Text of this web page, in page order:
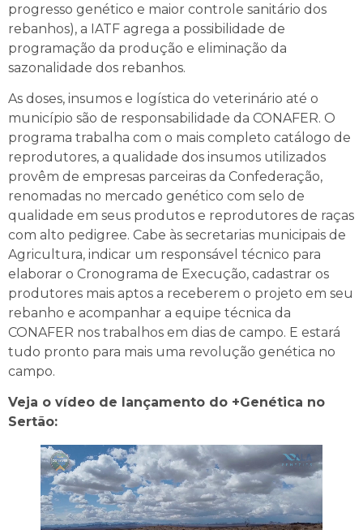
progresso genético e maior controle sanitário dos
rebanhos), a IATF agrega a possibilidade de
programação da produção e eliminação da
sazonalidade dos rebanhos.
As doses, insumos e logística do veterinário até o
município são de responsabilidade da CONAFER. O
programa trabalha com o mais completo catálogo de
reprodutores, a qualidade dos insumos utilizados
provêm de empresas parceiras da Confederação,
renomadas no mercado genético com selo de
qualidade em seus produtos e reprodutores de raças
com alto pedigree. Cabe às secretarias municipais de
Agricultura, indicar um responsável técnico para
elaborar o Cronograma de Execução, cadastrar os
produtores mais aptos a receberem o projeto em seu
rebanho e acompanhar a equipe técnica da
CONAFER nos trabalhos em dias de campo. E estará
tudo pronto para mais uma revolução genética no
campo.
Veja o vídeo de lançamento do +Genética no
Sertão: